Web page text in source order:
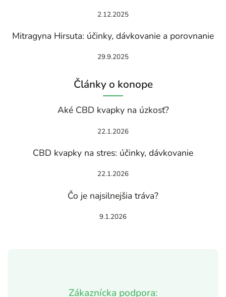
Zákaznícka podpora:
2.12.2025
Mitragyna Hirsuta: účinky, dávkovanie a porovnanie
29.9.2025
Články o konope
Aké CBD kvapky na úzkosť?
22.1.2026
CBD kvapky na stres: účinky, dávkovanie
22.1.2026
Čo je najsilnejšia tráva?
9.1.2026